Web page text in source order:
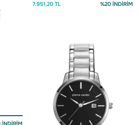
7.951,20 TL %20 İNDİRİM